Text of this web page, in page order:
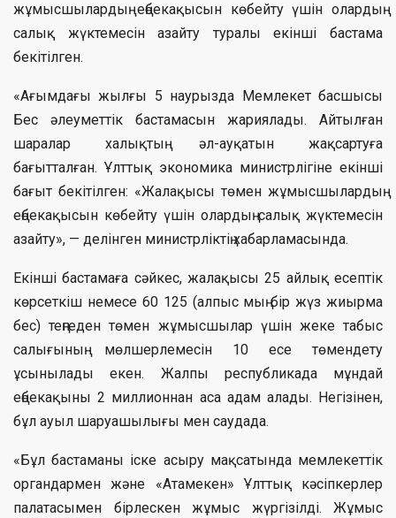
жұмысшылардың еңбекақысын көбейту үшін олардың
салық жүктемесін азайту туралы екінші бастама
бекітілген.
«Ағымдағы жылғы 5 наурызда Мемлекет басшысы
Бес әлеуметтік бастамасын жариялады. Айтылған
шаралар халықтың әл-ауқатын жақсартуға
бағытталған. Ұлттық экономика министрлігіне екінші
бағыт бекітілген: «Жалақысы төмен жұмысшылардың
еңбекақысын көбейту үшін олардың салық жүктемесін
азайту», — делінген министрліктің хабарламасында.
Екінші бастамаға сәйкес, жалақысы 25 айлық есептік
көрсеткіш немесе 60 125 (алпыс мың бір жүз жиырма
бес) теңгеден төмен жұмысшылар үшін жеке табыс
салығының мөлшерлемесін 10 есе төмендету
ұсынылады екен. Жалпы республикада мұндай
еңбекақыны 2 миллионнан аса адам алады. Негізінен,
бұл ауыл шаруашылығы мен саудада.
«Бұл бастаманы іске асыру мақсатында мемлекеттік
органдармен және «Атамекен» Ұлттық кәсіпкерлер
палатасымен бірлескен жұмыс жүргізілді. Жұмыс